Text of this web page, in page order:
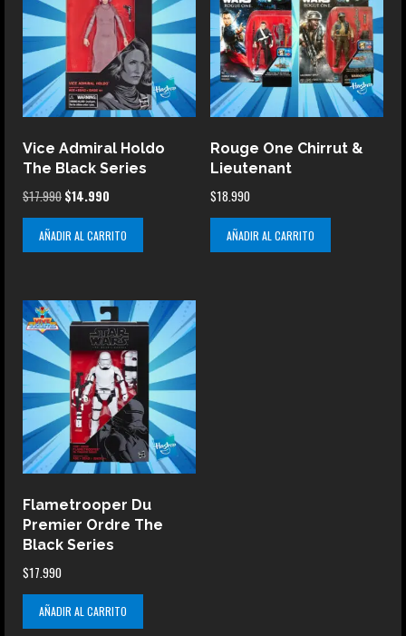
Vice Admiral Holdo
The Black Series
$17.990 El
precio
original
era:
$14.990
precio
actual
es:
AÑADIR AL CARRITO
Rouge One Chirrut &
Lieutenant
$18.990
AÑADIR AL CARRITO
Flametrooper Du
Premier Ordre The
Black Series
$17.990
AÑADIR AL CARRITO